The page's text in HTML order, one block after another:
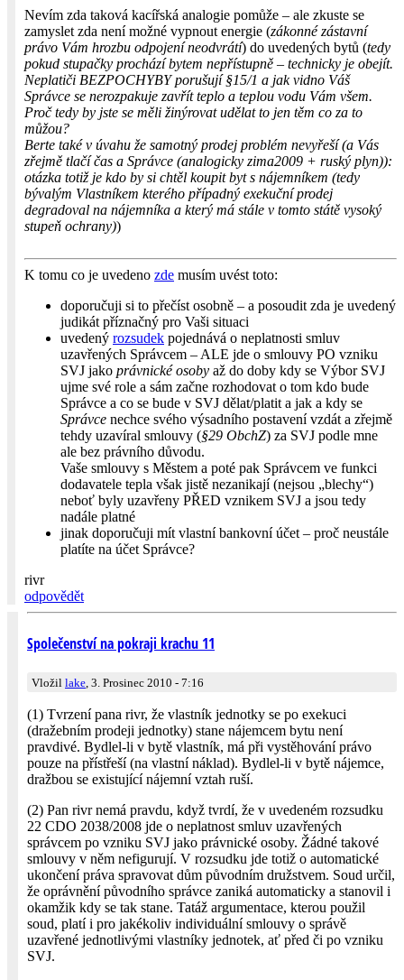
Nevím zda taková kacířská analogie pomůže – ale zkuste se
zamyslet zda není možné vypnout energie (zákonné zástavní
právo Vám hrozbu odpojení neodvrátí) do uvedených bytů (tedy
pokud stupačky prochází bytem nepřístupně – technicky je obejít.
Neplatiči BEZPOCHYBY porušují §15/1 a jak vidno Váš
Správce se nerozpakuje zavřít teplo a teplou vodu Vám všem.
Proč tedy by jste se měli žinýrovat udělat to jen těm co za to
můžou?
Berte také v úvahu že samotný prodej problém nevyřeší (a Vás
zřejmě tlačí čas a Správce (analogicky zima2009 + ruský plyn)):
otázka totiž je kdo by si chtěl koupit byt s nájemníkem (tedy
bývalým Vlastníkem kterého případný exekuční prodej
degradoval na nájemníka a který má stále v tomto státě vysoký
stupeň ochrany))
K tomu co je uvedeno zde musím uvést toto:
doporučuji si to přečíst osobně – a posoudit zda je uvedený
judikát příznačný pro Vaši situaci
uvedený rozsudek pojednává o neplatnosti smluv
uzavřených Správcem – ALE jde o smlouvy PO vzniku
SVJ jako právnické osoby až do doby kdy se Výbor SVJ
ujme své role a sám začne rozhodovat o tom kdo bude
Správce a co se bude v SVJ dělat/platit a jak a kdy se
Správce nechce svého výsadního postavení vzdát a zřejmě
tehdy uzavíral smlouvy (§29 ObchZ) za SVJ podle mne
ale bez právního důvodu.
Vaše smlouvy s Městem a poté pak Správcem ve funkci
dodavatele tepla však jistě nezanikají (nejsou „blechy“)
neboť byly uzavřeny PŘED vznikem SVJ a jsou tedy
nadále platné
jinak doporučuji mít vlastní bankovní účet – proč neustále
platíte na účet Správce?
rivr
odpovědět
Společenství na pokraji krachu 11
Vložil lake, 3. Prosinec 2010 - 7:16
(1) Tvrzení pana rivr, že vlastník jednotky se po exekuci
(dražebním prodeji jednotky) stane nájemcem bytu není
pravdivé. Bydlel-li v bytě vlastník, má při vystěhování právo
pouze na přístřeší (na vlastní náklad). Bydlel-li v bytě nájemce,
dražbou se existující nájemní vztah ruší.
(2) Pan rivr nemá pravdu, když tvrdí, že v uvedeném rozsudku
22 CDO 2038/2008 jde o neplatnost smluv uzavřených
správcem po vzniku SVJ jako právnické osoby. Žádné takové
smlouvy v něm nefigurují. V rozsudku jde totiž o automatické
ukončení práva spravovat dům původním družstvem. Soud určil,
že oprávnění původního správce zaniká automaticky a stanovil i
okamžik kdy se tak stane. Tatáž argumentace, kterou použil
soud, platí i pro jakékoliv individuální smlouvy o správě
uzavřené jednotlivými vlastníky jednotek, ať před či po vzniku
SVJ.